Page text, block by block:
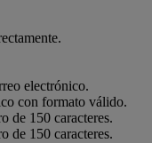
electrónico.
con formato válido.
de 150 caracteres.
de 150 caracteres.